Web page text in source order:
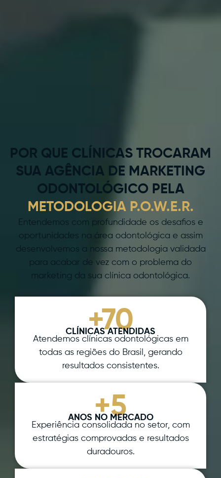
+70
CLÍNICAS ATENDIDAS
Atendemos clínicas odontológicas em
todas as regiões do Brasil, gerando
resultados consistentes.
+5
ANOS NO MERCADO
Experiência consolidada no setor, com
estratégias comprovadas e resultados
duradouros.
POR QUE CLÍNICAS TROCARAM
SUA AGÊNCIA DE MARKETING
ODONTOLÓGICO PELA
METODOLOGIA P.O.W.E.R.
Entendemos com profundidade os desafios e
oportunidades na área odontológica e assim
desenvolvemos a nossa metodologia validada
para acabar de vez com o problema do
marketing da sua clínica odontológica.